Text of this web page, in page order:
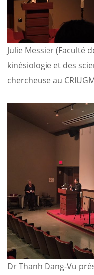
Julie Messier (Faculté
kinésiologie et des
chercheuse au
Dr Thanh Dang-Vu